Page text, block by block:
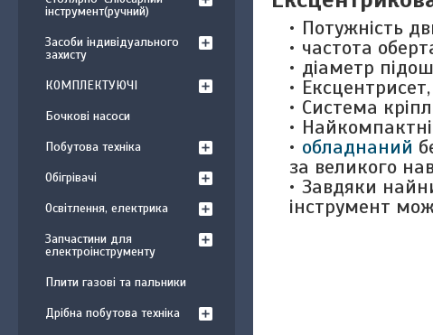
Потужність
частота
діаметр
Система
обладнаний
за великого
Завдяки
інструмент
інструмент(ручний)
Засоби індивідуального
захисту
КОМПЛЕКТУЮЧІ
Бочкові насоси
Побутова техніка
Обігрівачі
Освітлення, електрика
Запчастини для
електроінструменту
Плити газові та пальники
Дрібна побутова техніка